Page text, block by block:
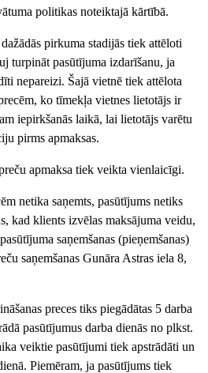
politikas noteiktajā kārtībā.
dažādās pirkuma stadijās tiek attēloti
turpināt pasūtījuma izdarīšanu, ja
nepareizi. Šajā vietnē tiek attēlota
ko tīmekļa vietnes lietotājs ir
iepirkšanās laikā, lai lietotājs varētu
pirms apmaksas.
apmaksa tiek veikta vienlaicīgi.
netika saņemts, pasūtījums netiks
kad klients izvēlas maksājuma veidu,
saņemšanas (pieņemšanas)
saņemšanas Gunāra Astras iela 8,
preces tiks piegādātas 5 darba
pasūtījumus darba dienās no plkst.
veiktie pasūtījumi tiek apstrādāti un
Piemēram, ja pasūtījums tiek